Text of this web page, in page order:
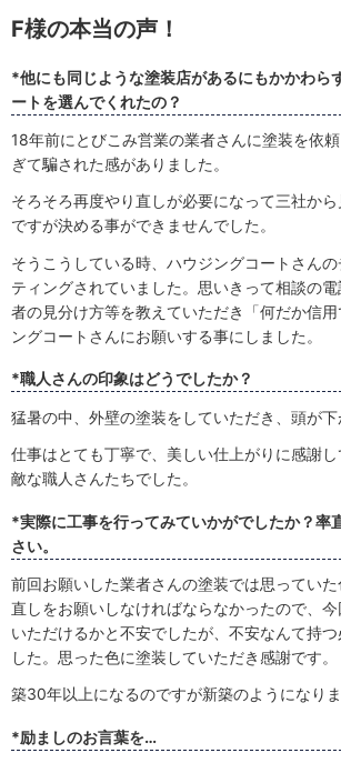
F様の本当の声！
*他にも同じような塗装店があるにもかかわら
ートを選んでくれたの？
18年前にとびこみ営業の業者さんに塗装を依
ぎて騙された感がありました。
そろそろ再度やり直しが必要になって三社か
ですが決める事ができませんでした。
そうこうしている時、ハウジングコートさん
ティングされていました。思いきって相談の
者の見分け方等を教えていただき「何だか信
ングコートさんにお願いする事にしました。
*職人さんの印象はどうでしたか？
猛暑の中、外壁の塗装をしていただき、頭が下
仕事はとても丁寧で、美しい仕上がりに感謝
敵な職人さんたちでした。
*実際に工事を行ってみていかがでしたか？率
さい。
前回お願いした業者さんの塗装では思ってい
直しをお願いしなければならなかったので、
いただけるかと不安でしたが、不安なんて持
した。思った色に塗装していただき感謝です。
築30年以上になるのですが新築のようになりま
*励ましのお言葉を…